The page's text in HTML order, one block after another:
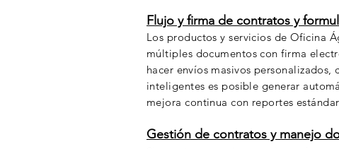
Flujo y firma de contratos y
Los productos y servicios de Oficina
múltiples documentos con firma
hacer envíosmasivos personalizados,
inteligentes es posible generar
mejora continua con reportes
Gestión de contratos y manejo